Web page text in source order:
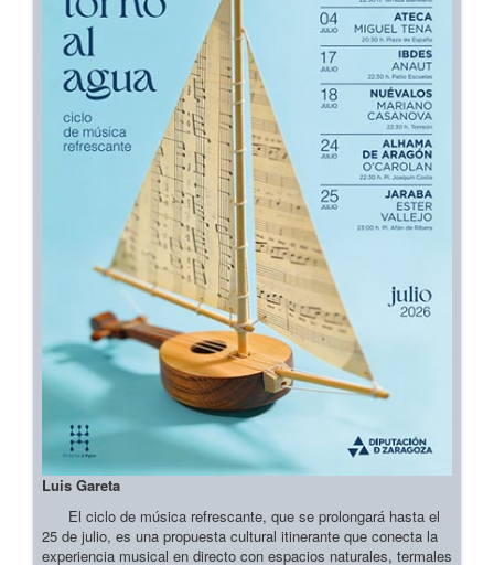
Luis Gareta
El ciclo de música refrescante, que se prolongará hasta el
25 de julio, es una propuesta cultural itinerante que conecta la
experiencia musical en directo con espacios naturales, termales